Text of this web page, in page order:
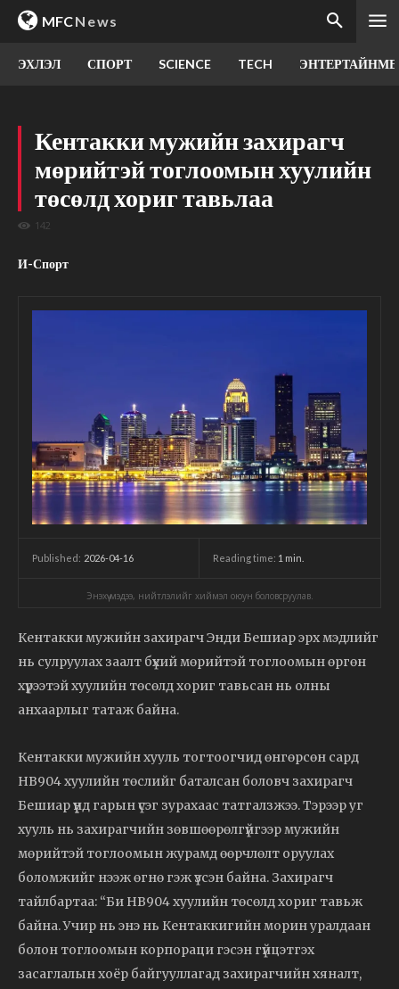
MFCNews
ЭХЛЭЛ СПОРТ SCIENCE TECH
Кентакки мужийн захирагч
мөрийтэй тоглоомын хуулийн
төсөлд хориг тавьлаа
142
И-Спорт
Published: 2026-04-16 Reading time: 1 min.
Энэхүү мэдээ, нийтлэлийг хиймэл оюун боловсруулав.
Кентакки мужийн захирагч Энди Бешиар эрх мэдлийг
нь сулруулах заалт бүхий мөрийтэй тоглоомын өргөн
хүрээтэй хуулийн төсөлд хориг тавьсан нь олны
анхаарлыг татаж байна.
Кентакки мужийн хууль тогтоогчид өнгөрсөн сард
HB904 хуулийн төслийг баталсан боловч захирагч
Бешиар үүнд гарын үсэг зурахаас татгалзжээ. Тэрээр уг
хууль нь захирагчийн зөвшөөрөлгүйгээр мужийн
мөрийтэй тоглоомын журамд өөрчлөлт оруулах
боломжийг нээж өгнө гэж үзсэн байна. Захирагч
тайлбартаа: “Би HB904 хуулийн төсөлд хориг тавьж
байна. Учир нь энэ нь Кентаккигийн морин уралдаан
болон тоглоомын корпораци гэсэн гүйцэтгэх
засаглалын хоёр байгууллагад захирагчийн хяналт,